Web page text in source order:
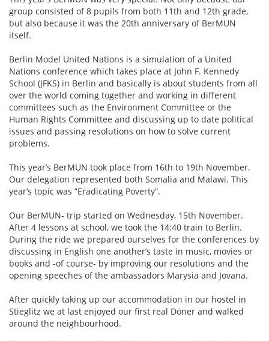
group consisted of 8 pupils from both 11th and 12th grade,
but also because it was the 20th anniversary of BerMUN
itself.
Berlin Model United Nations is a simulation of a United
Nations conference which takes place at John F. Kennedy
School (JFKS) in Berlin and basically is about students from all
over the world coming together and working in different
committees such as the Environment Committee or the
Human Rights Committee and discussing up to date political
issues and passing resolutions on how to solve current
problems.
This year’s BerMUN took place from 16th to 19th November.
Our delegation represented both Somalia and Malawi. This
year’s topic was ”Eradicating Poverty”.
Our BerMUN- trip started on Wednesday, 15th November.
After 4 lessons at school, we took the 14:40 train to Berlin.
During the ride we prepared ourselves for the conferences by
discussing in English one another’s taste in music, movies or
books and -of course- by improving our resolutions and the
opening speeches of the ambassadors Marysia and Jovana.
After quickly taking up our accommodation in our hostel in
Stieglitz we at last enjoyed our first real Döner and walked
around the neighbourhood.